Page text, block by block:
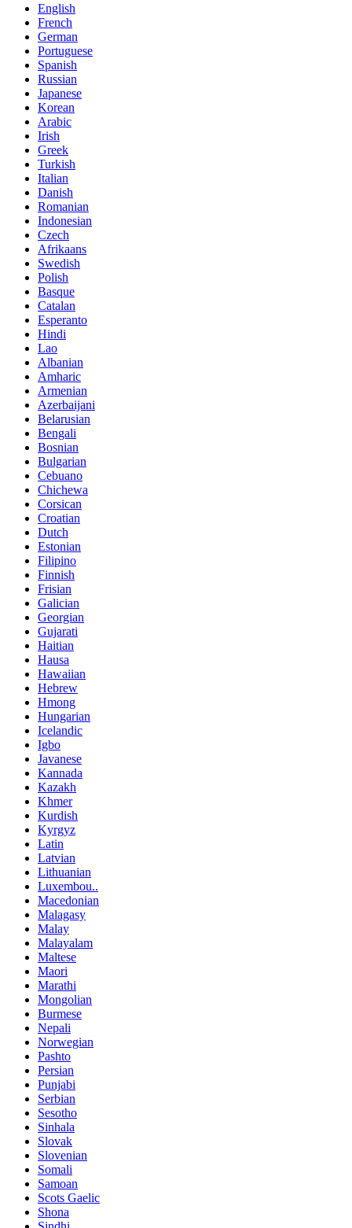
English
French
German
Portuguese
Spanish
Russian
Japanese
Korean
Arabic
Irish
Greek
Turkish
Italian
Danish
Romanian
Indonesian
Czech
Afrikaans
Swedish
Polish
Basque
Catalan
Esperanto
Hindi
Lao
Albanian
Amharic
Armenian
Azerbaijani
Belarusian
Bengali
Bosnian
Bulgarian
Cebuano
Chichewa
Corsican
Croatian
Dutch
Estonian
Filipino
Finnish
Frisian
Galician
Georgian
Gujarati
Haitian
Hausa
Hawaiian
Hebrew
Hmong
Hungarian
Icelandic
Igbo
Javanese
Kannada
Kazakh
Khmer
Kurdish
Kyrgyz
Latin
Latvian
Lithuanian
Luxembou..
Macedonian
Malagasy
Malay
Malayalam
Maltese
Maori
Marathi
Mongolian
Burmese
Nepali
Norwegian
Pashto
Persian
Punjabi
Serbian
Sesotho
Sinhala
Slovak
Slovenian
Somali
Samoan
Scots Gaelic
Shona